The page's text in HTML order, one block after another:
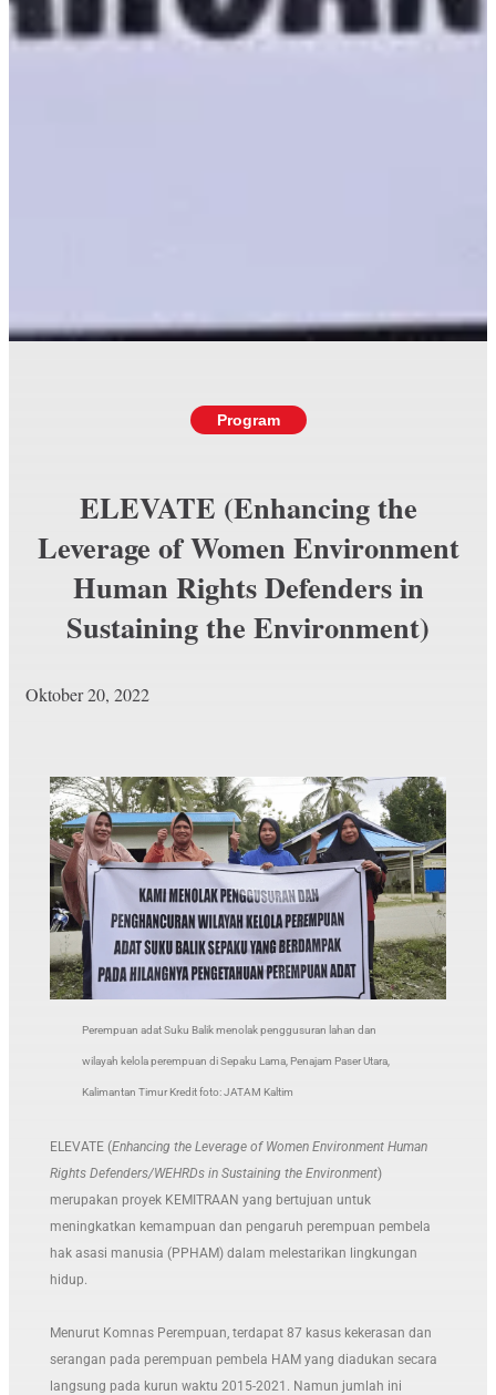
Program
ELEVATE (Enhancing the
Leverage of Women Environment
Human Rights Defenders in
Sustaining the Environment)
Oktober 20, 2022
Perempuan adat Suku Balik menolak penggusuran lahan dan
wilayah kelola perempuan di Sepaku Lama, Penajam Paser Utara,
Kalimantan Timur Kredit foto: JATAM Kaltim
ELEVATE (Enhancing the Leverage of Women Environment Human
Rights Defenders/WEHRDs in Sustaining the Environment)
merupakan proyek KEMITRAAN yang bertujuan untuk
meningkatkan kemampuan dan pengaruh perempuan pembela
hak asasi manusia (PPHAM) dalam melestarikan lingkungan
hidup.
Menurut Komnas Perempuan, terdapat 87 kasus kekerasan dan
serangan pada perempuan pembela HAM yang diadukan secara
langsung pada kurun waktu 2015-2021. Namun jumlah ini